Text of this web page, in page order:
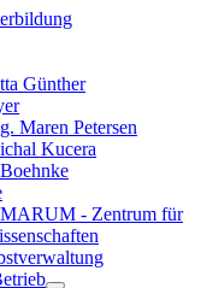
Günther
Maren Petersen
Kucera
MARUM - Zentrum für